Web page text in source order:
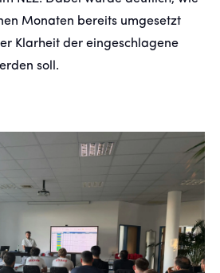
Monaten bereits umgesetzt
Klarheit der eingeschlagene
soll.